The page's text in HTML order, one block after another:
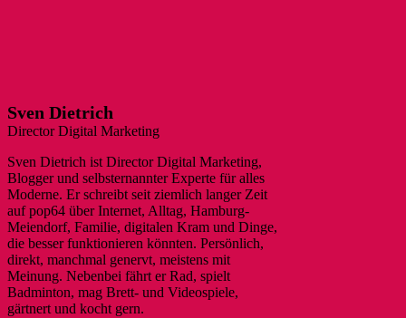
Sven Dietrich
Director Digital Marketing
Sven Dietrich ist Director Digital Marketing,
Blogger und selbsternannter Experte für alles
Moderne. Er schreibt seit ziemlich langer Zeit
auf pop64 über Internet, Alltag, Hamburg-
Meiendorf, Familie, digitalen Kram und Dinge,
die besser funktionieren könnten. Persönlich,
direkt, manchmal genervt, meistens mit
Meinung. Nebenbei fährt er Rad, spielt
Badminton, mag Brett- und Videospiele,
gärtnert und kocht gern.